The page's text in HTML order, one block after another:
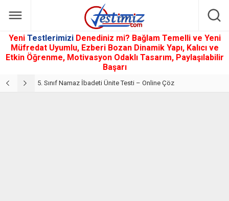
Yeni Testlerimizi Denediniz mi? Bağlam Temelli ve Yeni
Müfredat Uyumlu, Ezberi Bozan Dinamik Yapı, Kalıcı ve
Etkin Öğrenme, Motivasyon Odaklı Tasarım, Paylaşılabilir
Başarı
5. Sınıf Namaz İbadeti Ünite Testi – Online Çöz